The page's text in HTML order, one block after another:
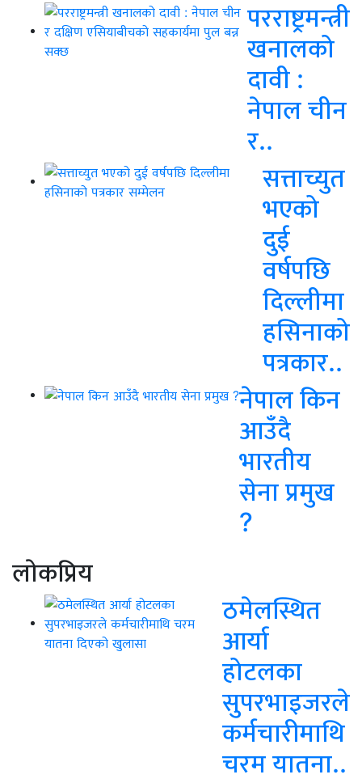
परराष्ट्रमन्त्री
खनालको
दावी :
नेपाल चीन
र..
सत्ताच्युत
भएको
दुई
वर्षपछि
दिल्लीमा
हसिनाको
पत्रकार..
नेपाल किन
आउँदै
भारतीय
सेना प्रमुख
?
लाेकप्रिय
ठमेलस्थित
आर्या
होटलका
सुपरभाइजरले
कर्मचारीमाथि
चरम यातना..